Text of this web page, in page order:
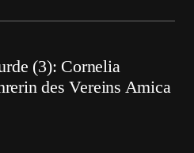
(3): Cornelia
des Vereins Amica